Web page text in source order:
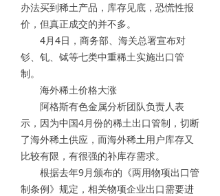
办法买到稀土产品，库存见底，恐慌性报
价，但真正成交的并不多。
4月4日，商务部、海关总署宣布对
钐、钆、铽等七类中重稀土实施出口管
制。
海外稀土价格大涨
阿格斯有色金属分析团队负责人表
示，因为中国4月份的稀土出口管制，切断
了海外稀土供应，而海外稀土用户库存又
比较有限，有很强的补库存需求。
根据去年9月颁布的《两用物项出口管
制条例》规定，相关物项企业出口需要进